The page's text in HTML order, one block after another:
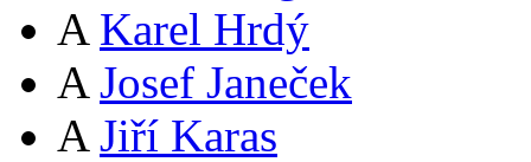
A Karel Hrdý
A Josef Janeček
A Jiří Karas